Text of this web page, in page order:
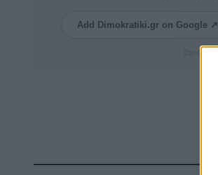
Add Dimokratiki.gr on Google ↗